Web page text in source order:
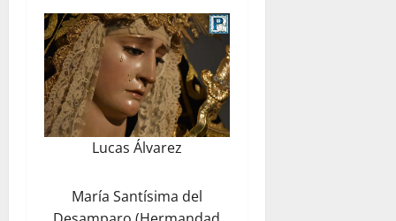
Lucas Álvarez
María Santísima del